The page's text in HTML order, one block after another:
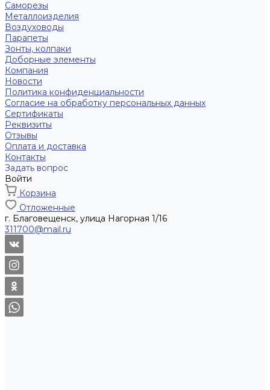
Саморезы
Металлоизделия
Воздуховоды
Парапеты
Зонты, колпаки
Доборные элементы
Компания
Новости
Политика конфиденциальности
Согласие на обработку персональных данных
Сертификаты
Реквизиты
Отзывы
Оплата и доставка
Контакты
Задать вопрос
Войти
Корзина
Отложенные
г. Благовещенск, улица Нагорная 1/16
311700@mail.ru